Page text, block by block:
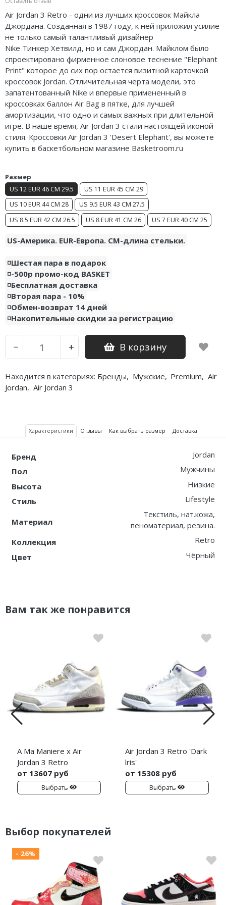
Air Jordan 3 Retrо - одни из лучших кроссовок Майкла
Джордана. Созданная в 1987 году, к ней приложил усилие
не только самый талантливый дизайнер
Nike Тинкер Хетвилд, но и сам Джордан. Майклом было
спроектировано фирменное слоновое теснение "Elephant
Print" которое до сих пор остается визитной карточкой
кроссовок Jordan. Отличительная черта модели, это
запатентованный Nike и впервыe примененный в
кроссовках баллон Air Bag в пятке, для лучшей
амортизации, что одно и самых важных при длительной
игре. В наше время, Air Jordan 3 стали настоящей иконой
стиля. Кроссовки Air Jordan 3 'Desert Elephant', вы можете
купить в баскетбольном магазине Basketroom.ru
Размер
US 12 EUR 46 CM 29.5
US 11 EUR 45 CM 29
US 10 EUR 44 CM 28
US 9.5 EUR 43 CM 27.5
US 8.5 EUR 42 CM 26.5
US 8 EUR 41 CM 26 US 7 EUR 40 CM 25
US-Америка. EUR-Европа. CM-длина стельки.
◽️Шестая пара в подарок
◽️-500р промо-код BASKET
◽️Бесплатная доставка
◽️Вторая пара - 10%
◽️Обмен-возврат 14 дней
◽️Накопительные скидки за регистрацию
− + В корзину
Находится в категориях: Бренды, Мужские, Premium, Air
Jordan, Air Jordan 3
Характеристики Отзывы Как выбрать размер Доставка
Бренд
Jordan
Пол
Мужчины
Высота
Низкие
Стиль
Lifestyle
Материал
Текстиль, нат.кожа,
пеноматериал, резина.
Коллекция
Retro
Цвет
Чёрный
Вам так же понравится
A Ma Maniere x Air
Jordan 3 Retro
от 13607 руб
Выбрать
Air Jordan 3 Retro 'Dark
lris'
от 15308 руб
Выбрать
Выбор покупателей
- 26%
Nike Air Deldon
Nike Sabrina
Nike A’ja
Nike ST
Nike GT
Nike Ja
Nike Book
Nike Kyrie
Nike Freak
Nike KD
Nike PG
Nike Kobe
Nike Uptempo
Nike Foamposite